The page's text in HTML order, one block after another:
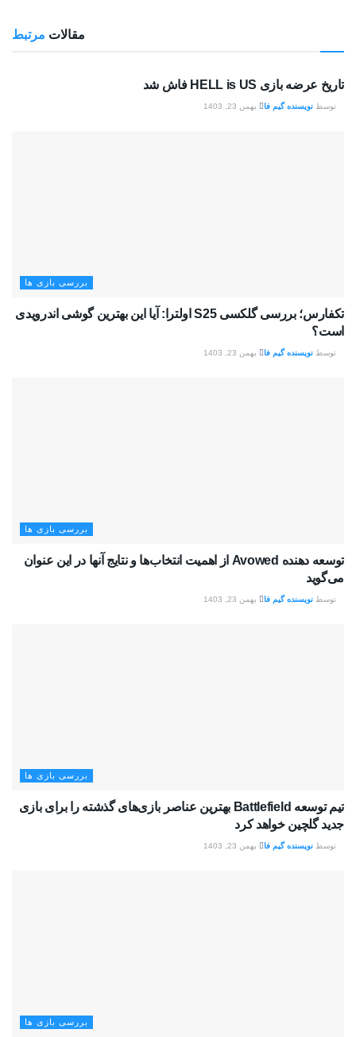
مقالات مرتبط
تاریخ عرضه بازی HELL is US فاش شد
توسط نویسنده گیم فا بهمن 23, 1403
بررسی بازی ها
تکفارس؛ بررسی گلکسی S25 اولترا: آیا این بهترین گوشی اندرویدی
است؟
توسط نویسنده گیم فا بهمن 23, 1403
بررسی بازی ها
توسعه دهنده Avowed از اهمیت انتخاب‌ها و نتایج آنها در این عنوان
می‌گوید
توسط نویسنده گیم فا بهمن 23, 1403
بررسی بازی ها
تیم توسعه Battlefield بهترین عناصر بازی‌های گذشته را برای بازی
جدید گلچین خواهد کرد
توسط نویسنده گیم فا بهمن 23, 1403
بررسی بازی ها